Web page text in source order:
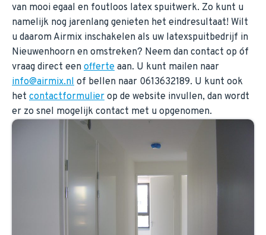
van mooi egaal en foutloos latex spuitwerk. Zo kunt u
namelijk nog jarenlang genieten het eindresultaat! Wilt
u daarom Airmix inschakelen als uw latexspuitbedrijf in
Nieuwenhoorn en omstreken? Neem dan contact op óf
vraag direct een offerte aan. U kunt mailen naar
info@airmix.nl of bellen naar 0613632189. U kunt ook
het contactformulier op de website invullen, dan wordt
er zo snel mogelijk contact met u opgenomen.